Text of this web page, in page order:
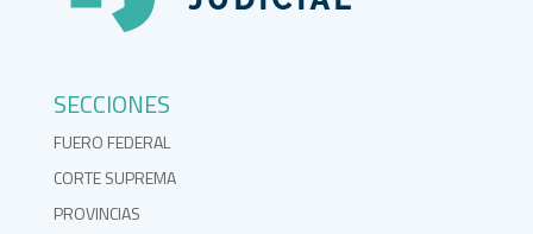
SECCIONES
FUERO FEDERAL
CORTE SUPREMA
PROVINCIAS